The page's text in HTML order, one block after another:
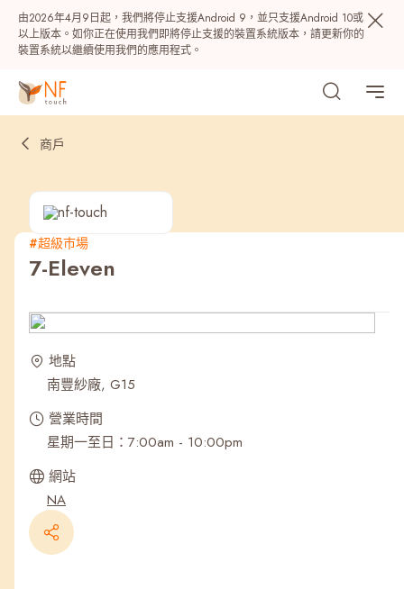
由2026年4月9日起，我們將停止支援Android 9，並只支援Android 10或
以上版本。如你正在使用我們即將停止支援的裝置系統版本，請更新你的
裝置系統以繼續使用我們的應用程式。
熱門
NF 種籽
最近搜尋紀錄
商戶
#超級巿場
7-Eleven
地點
南豐紗廠, G15
營業時間
星期一至日：7:00am - 10:00pm
網站
NA